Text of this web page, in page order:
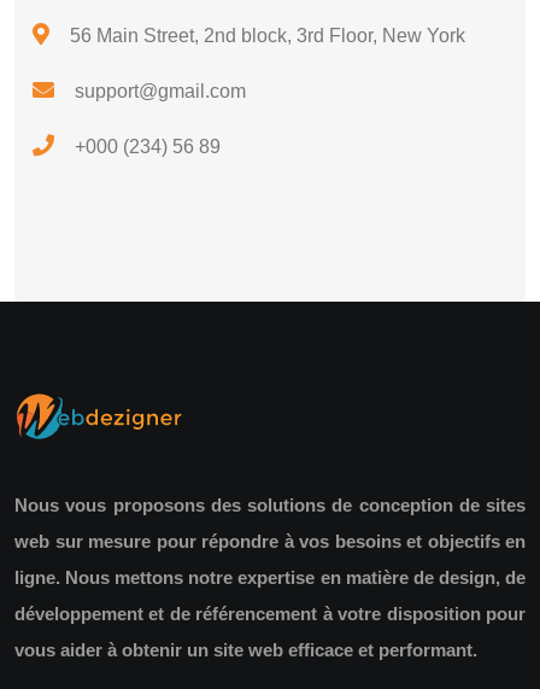
56 Main Street, 2nd block, 3rd Floor, New York
support@gmail.com
+000 (234) 56 89
Nous vous proposons des solutions de conception de sites
web sur mesure pour répondre à vos besoins et objectifs en
ligne. Nous mettons notre expertise en matière de design, de
développement et de référencement à votre disposition pour
vous aider à obtenir un site web efficace et performant.